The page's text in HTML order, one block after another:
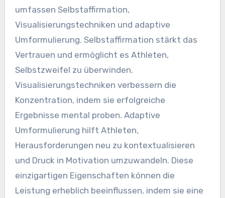
umfassen Selbstaffirmation,
Visualisierungstechniken und adaptive
Umformulierung. Selbstaffirmation stärkt das
Vertrauen und ermöglicht es Athleten,
Selbstzweifel zu überwinden.
Visualisierungstechniken verbessern die
Konzentration, indem sie erfolgreiche
Ergebnisse mental proben. Adaptive
Umformulierung hilft Athleten,
Herausforderungen neu zu kontextualisieren
und Druck in Motivation umzuwandeln. Diese
einzigartigen Eigenschaften können die
Leistung erheblich beeinflussen, indem sie eine